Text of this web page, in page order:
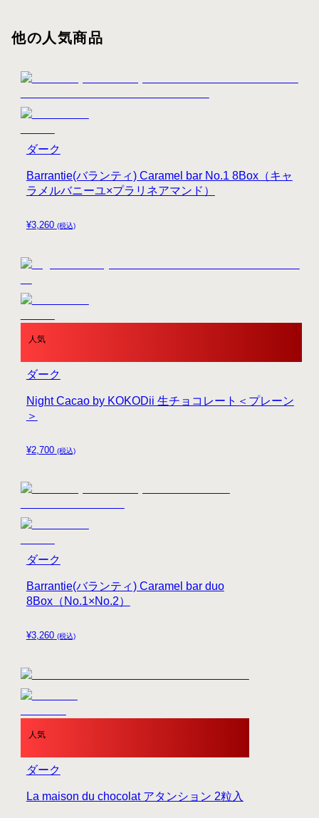
他の人気商品
¥3,260 (税込)
Barrantie(バランティ) Caramel bar No.1 8Box（キャ
ラメルバニーユ×プラリネアマンド）
ダーク
人気
¥2,700 (税込)
Night Cacao by KOKODii 生チョコレート＜プレーン
＞
ダーク
¥3,260 (税込)
Barrantie(バランティ) Caramel bar duo
8Box（No.1×No.2）
ダーク
人気
La maison du chocolat アタンション 2粒入
ダーク